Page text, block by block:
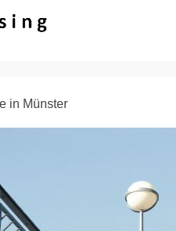
in Münster